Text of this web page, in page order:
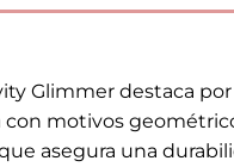
Glimmer destaca
con motivos
asegura una